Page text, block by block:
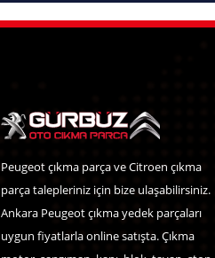
Peugeot çıkma parça ve Citroen çıkma
parça talepleriniz için bize ulaşabilirsiniz.
Ankara Peugeot çıkma yedek parçaları
uygun fiyatlarla online satışta. Çıkma